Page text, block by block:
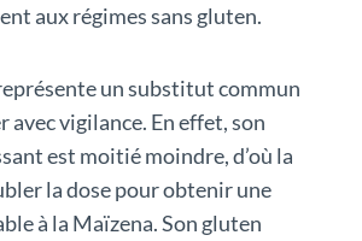
aux régimes sans gluten.
un substitut commun
avec vigilance. En effet, son
est moitié moindre, d’où la
la dose pour obtenir une
à la Maïzena. Son gluten